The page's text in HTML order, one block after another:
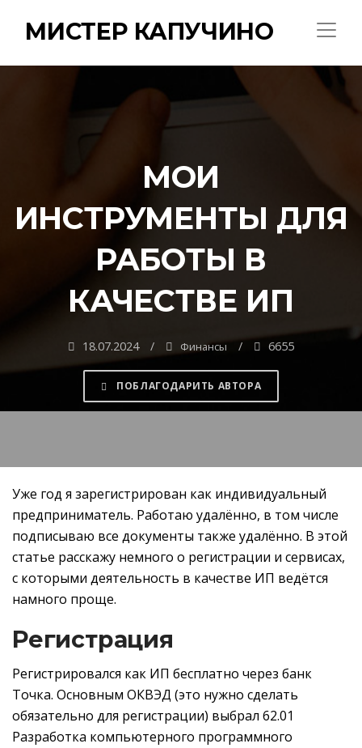
МИСТЕР КАПУЧИНО
МОИ
ИНСТРУМЕНТЫ ДЛЯ
РАБОТЫ В
КАЧЕСТВЕ ИП
18.07.2024 Финансы 6655
ПОБЛАГОДАРИТЬ АВТОРА
Уже год я зарегистрирован как индивидуальный
предприниматель. Работаю удалённо, в том числе
подписываю все документы также удалённо. В этой
статье расскажу немного о регистрации и сервисах,
с которыми деятельность в качестве ИП ведётся
намного проще.
Регистрация
Регистрировался как ИП бесплатно через банк
Точка. Основным ОКВЭД (это нужно сделать
обязательно для регистрации) выбрал 62.01
Разработка компьютерного программного